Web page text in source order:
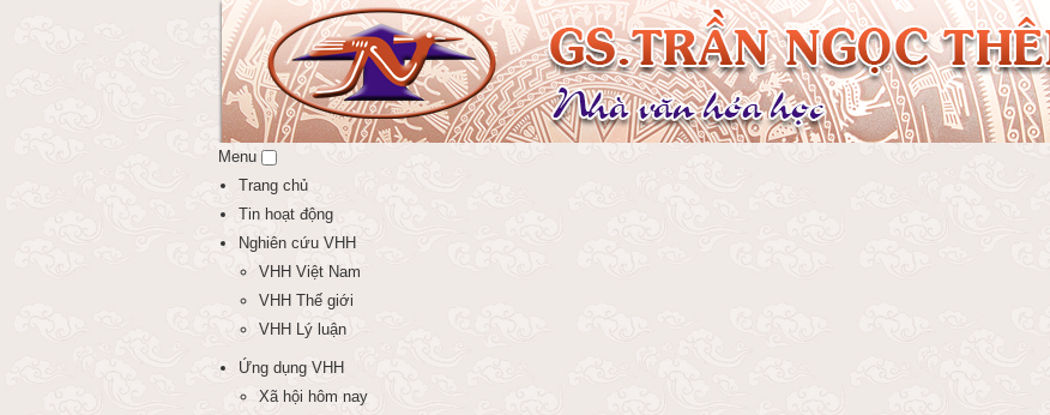
Menu
Trang chủ
Tin hoạt động
Nghiên cứu VHH
VHH Việt Nam
VHH Thế giới
VHH Lý luận
Ứng dụng VHH
Xã hội hôm nay